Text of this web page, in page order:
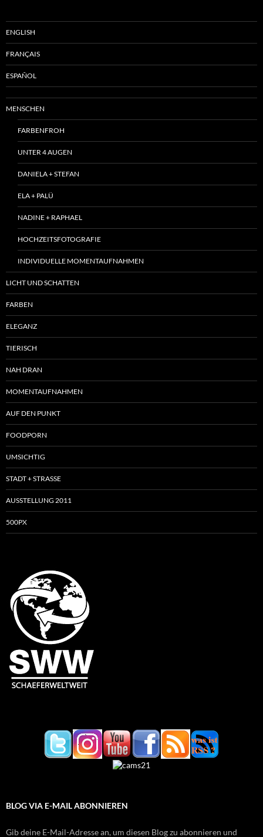
ENGLISH
FRANÇAIS
ESPAÑOL
MENSCHEN
FARBENFROH
UNTER 4 AUGEN
DANIELA + STEFAN
ELA + PALÜ
NADINE + RAPHAEL
HOCHZEITSFOTOGRAFIE
INDIVIDUELLE MOMENTAUFNAHMEN
LICHT UND SCHATTEN
FARBEN
ELEGANZ
TIERISCH
NAH DRAN
MOMENTAUFNAHMEN
AUF DEN PUNKT
FOODPORN
UMSICHTIG
STADT + STRASSE
AUSSTELLUNG 2011
500PX
BLOG VIA E-MAIL ABONNIEREN
Gib deine E-Mail-Adresse an, um diesen Blog zu abonnieren und